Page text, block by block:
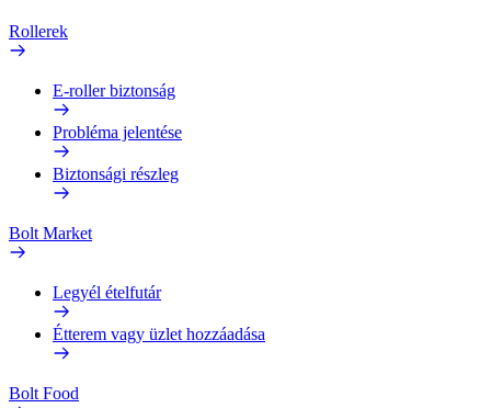
Rollerek
E-roller biztonság
Probléma jelentése
Biztonsági részleg
Bolt Market
Legyél ételfutár
Étterem vagy üzlet hozzáadása
Bolt Food